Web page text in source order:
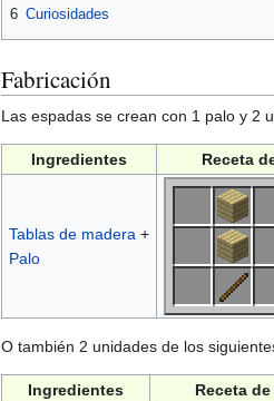
6 Curiosidades
Fabricación
Las espadas se crean con 1 palo y 2
Ingredientes Receta
Tablas de madera +
Palo
O también 2 unidades de los
Ingredientes Receta de